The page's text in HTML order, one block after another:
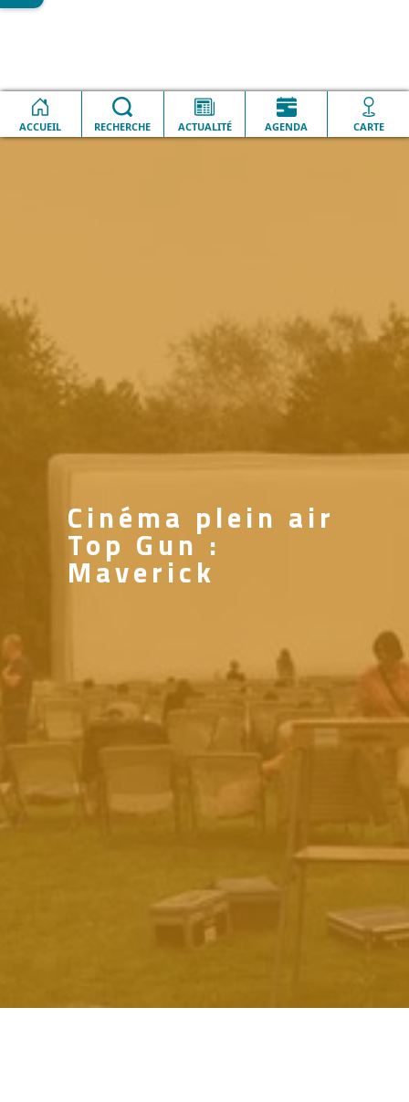
ACCUEIL RECHERCHE ACTUALITÉ AGENDA CARTE
Accueil Lesquin en image Cinéma plein air Top Gun : Maverick
Cinéma plein air
Top Gun :
Maverick